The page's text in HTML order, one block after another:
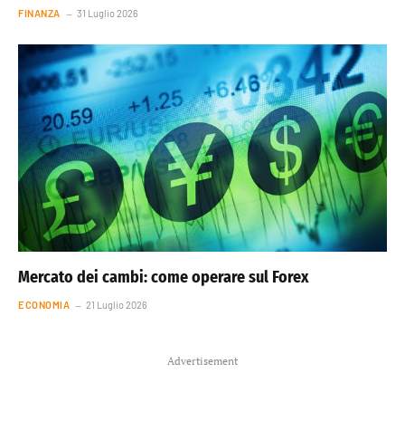
FINANZA 31 Luglio 2026
Mercato dei cambi: come operare sul Forex
ECONOMIA 21 Luglio 2026
Advertisement